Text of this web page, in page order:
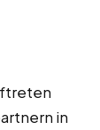
in